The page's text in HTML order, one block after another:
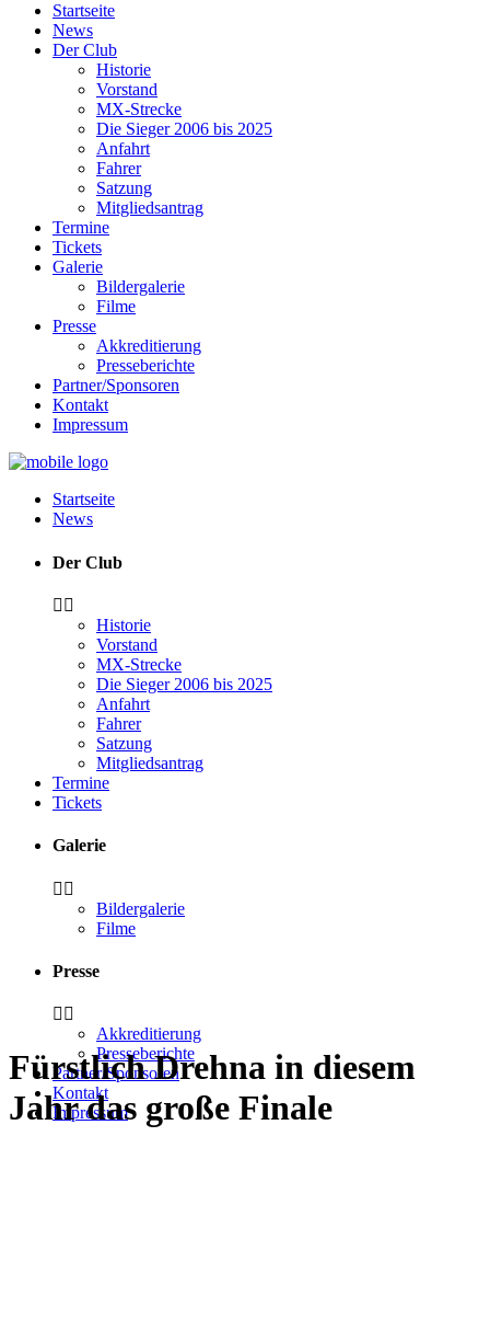
Startseite
News
Der Club
Historie
Vorstand
MX-Strecke
Die Sieger 2006 bis 2025
Anfahrt
Fahrer
Satzung
Mitgliedsantrag
Termine
Tickets
Galerie
Bildergalerie
Filme
Presse
Akkreditierung
Presseberichte
Partner/Sponsoren
Kontakt
Impressum
Startseite
News
Der Club
Historie
Vorstand
MX-Strecke
Die Sieger 2006 bis 2025
Anfahrt
Fahrer
Satzung
Mitgliedsantrag
Termine
Tickets
Galerie
Bildergalerie
Filme
Presse
Akkreditierung
Presseberichte
Partner/Sponsoren
Kontakt
Impressum
Fürstlich Drehna in diesem
Jahr das große Finale